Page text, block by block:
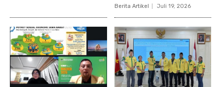
Berita Artikel Juli 19, 2026